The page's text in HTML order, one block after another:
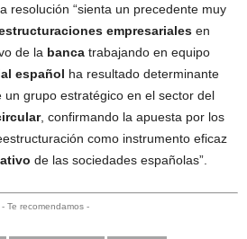
resolución “sienta un precedente muy
empresariales en
de la banca trabajando en equipo
español ha resultado determinante
un grupo estratégico en el sector del
, confirmando la apuesta por los
como instrumento eficaz
de las sociedades españolas”.
- Te recomendamos -